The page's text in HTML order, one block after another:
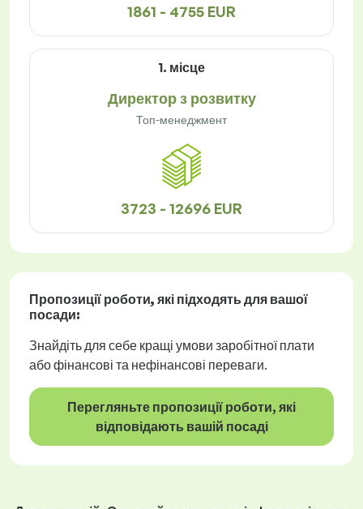
1861 - 4755 EUR
1. місце
Директор з розвитку
Топ-менеджмент
3723 - 12696 EUR
Пропозиції роботи, які підходять для вашої
посади:
Знайдіть для себе кращі умови заробітної плати
або фінансові та нефінансові переваги.
Перегляньте пропозиції роботи, які
відповідають вашій посаді